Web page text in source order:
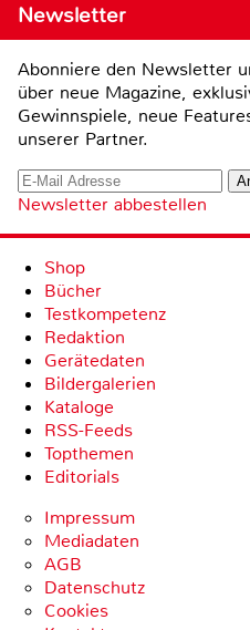
Newsletter
Abonniere den Newsletter
über neue Magazine,
Gewinnspiele, neue
unserer Partner.
Newsletter abbestellen
Shop
Bücher
Testkompetenz
Redaktion
Gerätedaten
Bildergalerien
Kataloge
RSS-Feeds
Topthemen
Editorials
Impressum
Mediadaten
AGB
Datenschutz
Cookies